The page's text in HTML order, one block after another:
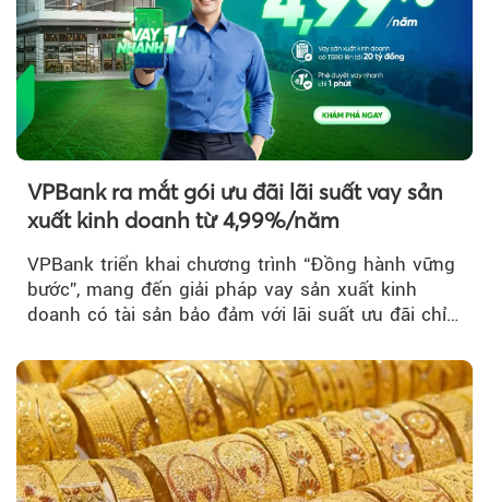
VPBank ra mắt gói ưu đãi lãi suất vay sản
xuất kinh doanh từ 4,99%/năm
VPBank triển khai chương trình “Đồng hành vững
bước”, mang đến giải pháp vay sản xuất kinh
doanh có tài sản bảo đảm với lãi suất ưu đãi chỉ